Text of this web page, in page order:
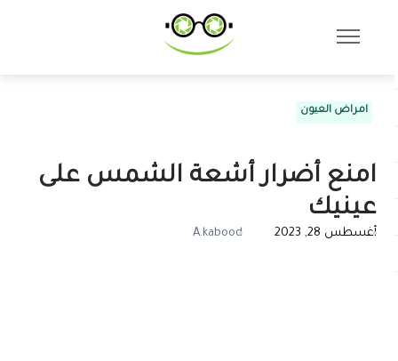
امراض العيون
امنع أضرار أشعة الشمس على
عينيك
أغسطس 28, 2023 A.kabood